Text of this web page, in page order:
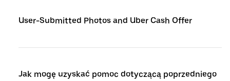
User-Submitted Photos and Uber Cash Offer
Jak mogę uzyskać pomoc dotyczącą poprzedniego